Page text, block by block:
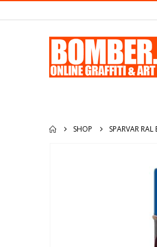
SHOP SPARVAR RAL